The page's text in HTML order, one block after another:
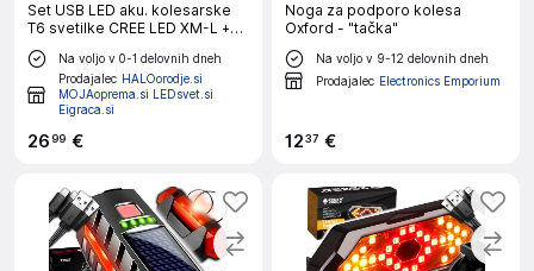
Set USB LED aku. kolesarske
T6 svetilke CREE LED XM-L +
zadnja luč
Na voljo v 0-1 delovnih dneh
Prodajalec HALOorodje.si
MOJAoprema.si LEDsvet.si
Eigraca.si
2699 €
Noga za podporo kolesa
Oxford - "tačka"
Na voljo v 9-12 delovnih dneh
Prodajalec Electronics Emporium
1237 €